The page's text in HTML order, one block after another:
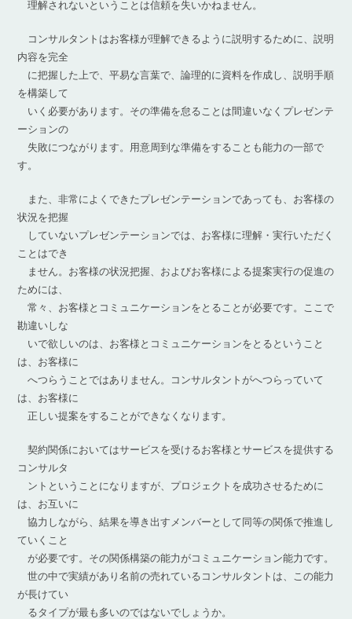
理解されないということは信頼を失いかねません。
コンサルタントはお客様が理解できるように説明するために、説明
内容を完全
に把握した上で、平易な言葉で、論理的に資料を作成し、説明手順
を構築して
いく必要があります。その準備を怠ることは間違いなくプレゼンテ
ーションの
失敗につながります。用意周到な準備をすることも能力の一部で
す。
また、非常によくできたプレゼンテーションであっても、お客様の
状況を把握
していないプレゼンテーションでは、お客様に理解・実行いただく
ことはでき
ません。お客様の状況把握、およびお客様による提案実行の促進の
ためには、
常々、お客様とコミュニケーションをとることが必要です。ここで
勘違いしな
いで欲しいのは、お客様とコミュニケーションをとるということ
は、お客様に
へつらうことではありません。コンサルタントがへつらっていて
は、お客様に
正しい提案をすることができなくなります。
契約関係においてはサービスを受けるお客様とサービスを提供する
コンサルタ
ントということになりますが、プロジェクトを成功させるために
は、お互いに
協力しながら、結果を導き出すメンバーとして同等の関係で推進し
ていくこと
が必要です。その関係構築の能力がコミュニケーション能力です。
世の中で実績があり名前の売れているコンサルタントは、この能力
が長けてい
るタイプが最も多いのではないでしょうか。